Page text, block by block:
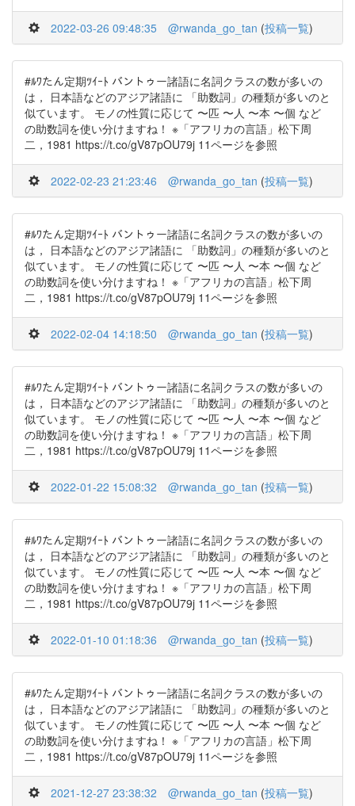
2022-03-26 09:48:35 @rwanda_go_tan (投稿一覧)
#ﾙﾜたん定期ﾂｲｰﾄ バントゥー諸語に名詞クラスの数が多いの
は， 日本語などのアジア諸語に 「助数詞」の種類が多いのと
似ています。 モノの性質に応じて 〜匹 〜人 〜本 〜個 など
の助数詞を使い分けますね！ ※「アフリカの言語」松下周
二，1981 https://t.co/gV87pOU79j 11ページを参照
2022-02-23 21:23:46 @rwanda_go_tan (投稿一覧)
#ﾙﾜたん定期ﾂｲｰﾄ バントゥー諸語に名詞クラスの数が多いの
は， 日本語などのアジア諸語に 「助数詞」の種類が多いのと
似ています。 モノの性質に応じて 〜匹 〜人 〜本 〜個 など
の助数詞を使い分けますね！ ※「アフリカの言語」松下周
二，1981 https://t.co/gV87pOU79j 11ページを参照
2022-02-04 14:18:50 @rwanda_go_tan (投稿一覧)
#ﾙﾜたん定期ﾂｲｰﾄ バントゥー諸語に名詞クラスの数が多いの
は， 日本語などのアジア諸語に 「助数詞」の種類が多いのと
似ています。 モノの性質に応じて 〜匹 〜人 〜本 〜個 など
の助数詞を使い分けますね！ ※「アフリカの言語」松下周
二，1981 https://t.co/gV87pOU79j 11ページを参照
2022-01-22 15:08:32 @rwanda_go_tan (投稿一覧)
#ﾙﾜたん定期ﾂｲｰﾄ バントゥー諸語に名詞クラスの数が多いの
は， 日本語などのアジア諸語に 「助数詞」の種類が多いのと
似ています。 モノの性質に応じて 〜匹 〜人 〜本 〜個 など
の助数詞を使い分けますね！ ※「アフリカの言語」松下周
二，1981 https://t.co/gV87pOU79j 11ページを参照
2022-01-10 01:18:36 @rwanda_go_tan (投稿一覧)
#ﾙﾜたん定期ﾂｲｰﾄ バントゥー諸語に名詞クラスの数が多いの
は， 日本語などのアジア諸語に 「助数詞」の種類が多いのと
似ています。 モノの性質に応じて 〜匹 〜人 〜本 〜個 など
の助数詞を使い分けますね！ ※「アフリカの言語」松下周
二，1981 https://t.co/gV87pOU79j 11ページを参照
2021-12-27 23:38:32 @rwanda_go_tan (投稿一覧)